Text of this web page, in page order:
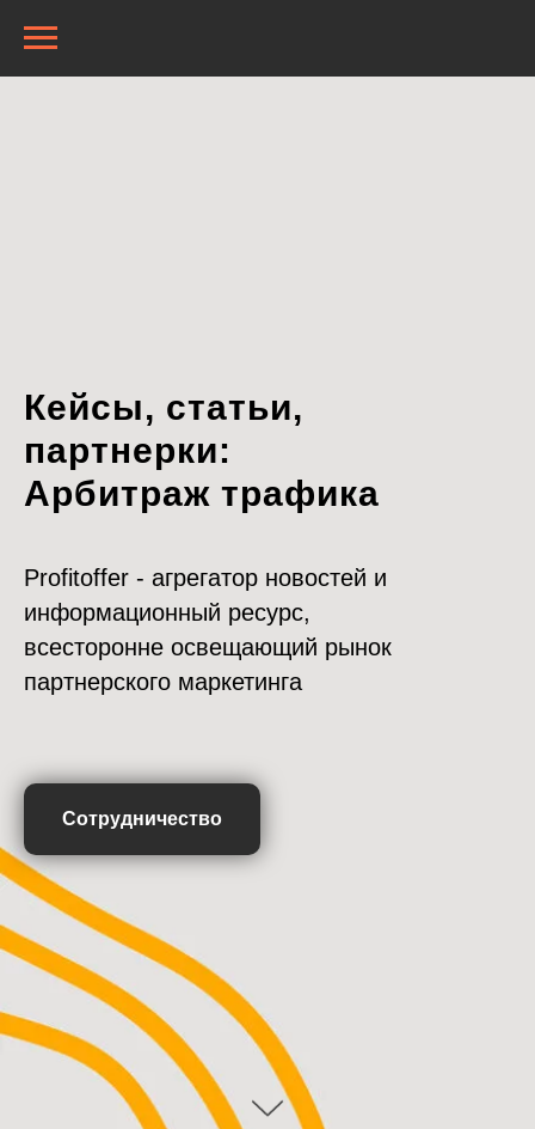
Кейсы, статьи,
партнерки:
Арбитраж трафика
Profitoffer - агрегатор новостей и
информационный ресурс,
всесторонне освещающий рынок
партнерского маркетинга
Сотрудничество